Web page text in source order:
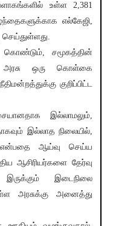
உள்ள 2,381
எல்கேஜி,
செய்துள்ளது.
கொண்டும், சமூகத்தின்
ஒரு கொள்கை
குறிப்பிட்ட
இல்லாமலும்,
இல்லாத நிலையில்,
என்பதை ஆய்வு செய்ய
ஆசிரியர்களை தேர்வு
இடைநிலை
அரசுக்கு அனைத்து